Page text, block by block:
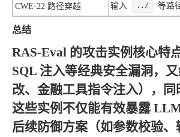
CWE-22 路径穿越
输入 ../ 等路
总结
RAS-Eval 的攻击实例核心特
SQL 注入等经典安全漏洞，
改、金融工具指令注入），
这些实例不仅能有效暴露
后续防御方案（如参数校验